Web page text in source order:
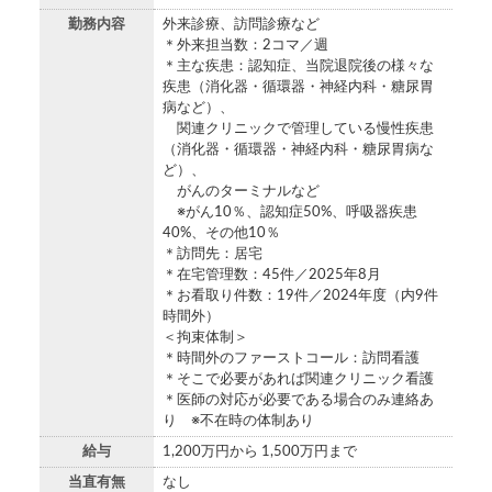
勤務内容
外来診療、訪問診療など
＊外来担当数：2コマ／週
＊主な疾患：認知症、当院退院後の様々な
疾患（消化器・循環器・神経内科・糖尿胃
病など）、
関連クリニックで管理している慢性疾患
（消化器・循環器・神経内科・糖尿胃病な
ど）、
がんのターミナルなど
※がん10％、認知症50%、呼吸器疾患
40%、その他10％
＊訪問先：居宅
＊在宅管理数：45件／2025年8月
＊お看取り件数：19件／2024年度（内9件
時間外）
＜拘束体制＞
＊時間外のファーストコール：訪問看護
＊そこで必要があれば関連クリニック看護
＊医師の対応が必要である場合のみ連絡あ
り ※不在時の体制あり
給与 1,200万円から 1,500万円まで
当直有無 なし